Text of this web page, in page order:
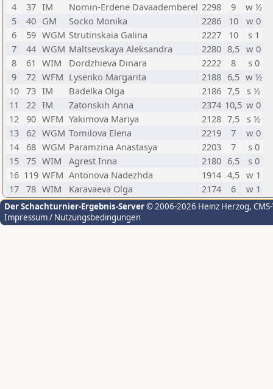
4
37 IM Nomin-Erdene Davaademberel 2298 9
w ½
5
40 GM Socko Monika 2286 10
w 0
6
59 WGM Strutinskaia Galina 2227 10
s 1
7
44 WGM Maltsevskaya Aleksandra 2280 8,5 w 0
8
61 WIM Dordzhieva Dinara 2222 8
s 0
9
72 WFM Lysenko Margarita 2188 6,5 w ½
10 73 IM Badelka Olga 2186 7,5
s ½
11
22 IM Zatonskih Anna 2374 10,5 w 0
12 90 WFM Yakimova Mariya 2128 7,5
s ½
13
62 WGM Tomilova Elena 2219 7
w 0
14 68 WGM Paramzina Anastasya 2203 7
s 0
15 75 WIM Agrest Inna 2180 6,5
s 0
16 119 WFM Antonova Nadezhda 1914 4,5 w 1
17 78 WIM Karavaeva Olga 2174 6 w 1
Der Schachturnier-Ergebnis-Server© 2006-2026 Heinz Herzog,
Impressum / Nutzungsbedingungen